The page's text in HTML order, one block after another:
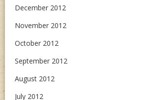
December 2012
November 2012
October 2012
September 2012
August 2012
July 2012